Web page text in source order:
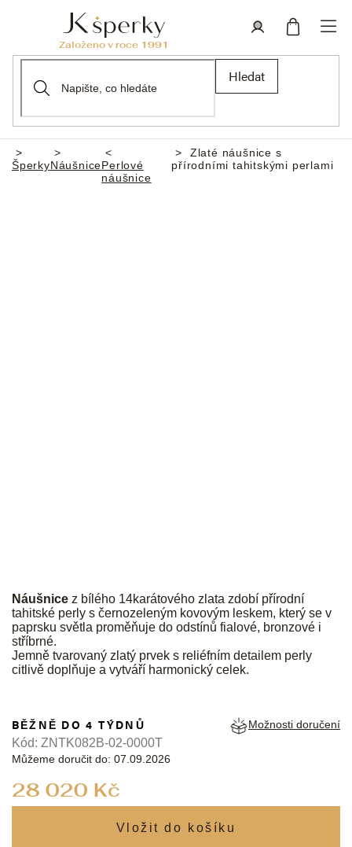
Hledat
Domů
ŠperkyNáušnicePerlové
náušnice
Zlaté náušnice s
přírodními tahitskými perlami
Náušnice z bílého 14karátového zlata zdobí přírodní
tahitské perly s černozeleným kovovým leskem, který se v
paprsku světla proměňuje do odstínů fialové, bronzové i
stříbrné.
Jemně tvarovaný zlatý prvek s reliéfním detailem perly
citlivě doplňuje a vytváří harmonický celek.
28 020 Kč
BĚŽNĚ DO 4 TÝDNŮ
Můžeme doručit do: 07.09.2026
Možnosti doručení
Kód: ZNTK082B-02-0000T